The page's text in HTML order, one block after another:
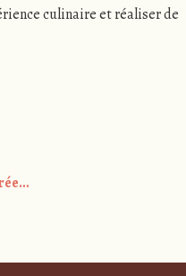
culinaire et réaliser de